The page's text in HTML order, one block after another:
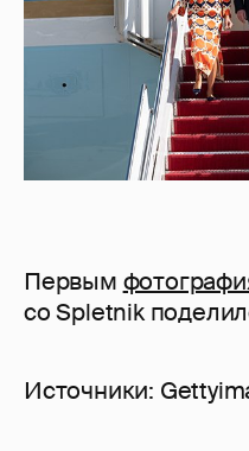
Первым
со Spletnik
Источники: